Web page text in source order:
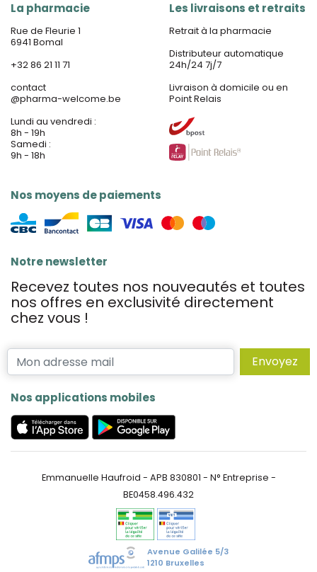
La pharmacie
Rue de Fleurie 1
6941 Bomal
+32 86 21 11 71
contact
@pharma-welcome.be
Lundi au vendredi :
8h - 19h
Samedi :
9h - 18h
Nos moyens de paiements
Les livraisons et retraits
Retrait à la pharmacie
Distributeur automatique
24h/24 7j/7
Livraison à domicile ou en
Point Relais
Notre newsletter
Recevez toutes nos nouveautés et toutes
nos offres en exclusivité directement
chez vous !
Envoyez
Nos applications mobiles
Emmanuelle Haufroid - APB 830801 - N° Entreprise -
BE0458.496.432
Avenue Galilée 5/3
1210 Bruxelles